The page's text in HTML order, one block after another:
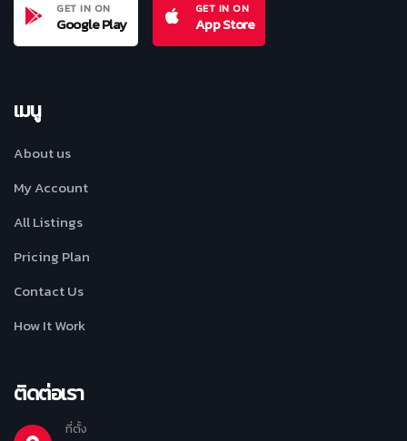
GET IN ON
Google Play
GET IN ON
App Store
เมนู
About us
My Account
All Listings
Pricing Plan
Contact Us
How It Work
ติดต่อเรา
ที่ตั้ง